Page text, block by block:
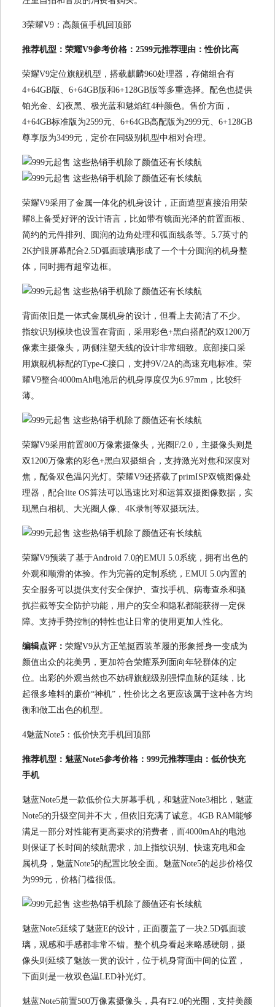
3荣耀V9：高颜值手机回顶部
推荐机型：荣耀V9参考价格：2599元推荐理由：性价比高
荣耀V9定位旗舰机型，搭载麒麟960处理器，存储组合有
4+64GB版、6+64GB版和6+128GB版等多重选择。配色也提供
铂光金、幻夜黑、极光蓝和魅焰红4种颜色。售价方面，
4+64GB标准版为2599元、6+64GB高配版为2999元、6+128GB
尊享版为3499元，定价在同级别机型中相对合理。
荣耀V9采用了金属一体化的机身设计，正面造型直接沿用荣
耀8上备受好评的设计语言，比如带有镜面光泽的前置面板、
简约的元件排列、圆润的边角处理和弧面线条等。5.7英寸的
2K护眼屏幕配合2.5D弧面玻璃形成了一个十分圆润的机身整
体，同时拥有超窄边框。
背面依旧是一体式金属机身的设计，但看上去简洁了不少。
指纹识别模块也设置在背面，采用彩色+黑白搭配的双1200万
像素主摄像头，两侧注塑天线的设计非常细致。底部接口采
用旗舰机标配的Type-C接口，支持9V/2A的高速充电标准。荣
耀V9整合4000mAh电池后的机身厚度仅为6.97mm，比较纤
薄。
荣耀V9采用前置800万像素摄像头，光圈F/2.0，主摄像头则是
双1200万像素的彩色+黑白双摄组合，支持激光对焦和深度对
焦，配备双色温闪光灯。荣耀V9还搭载了primISP双镜图像处
理器，配合lite OS算法可以迅速比对和运算双摄图像数据，实
现黑白相机、大光圈人像、4K录制等双摄玩法。
荣耀V9预装了基于Android 7.0的EMUI 5.0系统，拥有出色的
外观和顺滑的体验。作为完善的定制系统，EMUI 5.0内置的
安全服务可以提供支付安全保护、查找手机、病毒查杀和骚
扰拦截等安全防护功能，用户的安全和隐私都能获得一定保
障。支持手势控制的特性也让日常的使用更加人性化。
编辑点评： 荣耀V9从方正笔挺西装革履的形象摇身一变成为
颜值出众的花美男，更加符合荣耀系列面向年轻群体的定
位。出彩的外观当然也不妨碍旗舰级别强悍血脉的延续，比
起很多堆料的廉价“神机”，性价比之名更应该属于这种各方均
衡和做工出色的机型。
4魅蓝Note5：低价快充手机回顶部
推荐机型：魅蓝Note5参考价格：999元推荐理由：低价快充
手机
魅蓝Note5是一款低价位大屏幕手机，和魅蓝Note3相比，魅蓝
Note5的升级空间并不大，但依旧充满了诚意。4GB RAM能够
满足一部分对性能有更高要求的消费者，而4000mAh的电池
则保证了长时间的续航需求，加上指纹识别、快速充电和金
属机身，魅蓝Note5的配置比较全面。魅蓝Note5的起步价格仅
为999元，价格门槛很低。
魅蓝Note5延续了魅蓝E的设计，正面覆盖了一块2.5D弧面玻
璃，观感和手感都非常不错。整个机身看起来略感硬朗，摄
像头则延续了魅族一贯的设计，位于机身背面中间的位置，
下面则是一枚双色温LED补光灯。
魅蓝Note5前置500万像素摄像头，具有F2.0的光圈，支持美颜